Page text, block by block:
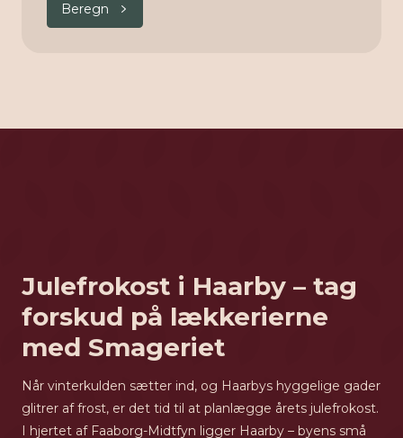
Beregn
Julefrokost i Haarby – tag
forskud på lækkerierne
med Smageriet
Når vinterkulden sætter ind, og Haarbys hyggelige gader
glitrer af frost, er det tid til at planlægge årets julefrokost.
I hjertet af Faaborg-Midtfyn ligger Haarby – byens små